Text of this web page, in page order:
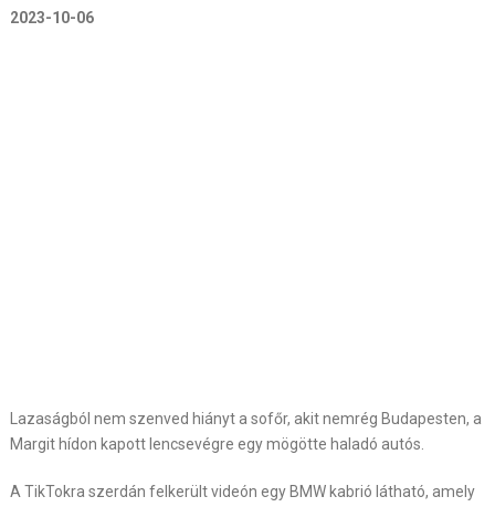
2023-10-06
Lazaságból nem szenved hiányt a sofőr, akit nemrég Budapesten, a
Margit hídon kapott lencsevégre egy mögötte haladó autós.
A TikTokra szerdán felkerült videón egy BMW kabrió látható, amely